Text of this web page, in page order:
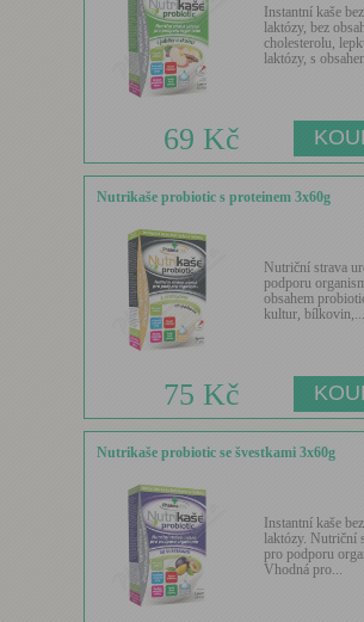
Instantní kaše
laktózy, bez
cholesterolu,
laktózy, s
69 Kč
Nutrikaše probiotic s proteinem 3x60g
Nutriční strava
podporu
obsahem
kultur, bílkovin,...
75 Kč
Nutrikaše probiotic se švestkami 3x60g
Instantní kaše
laktózy. Nutriční
pro podporu
Vhodná pro...